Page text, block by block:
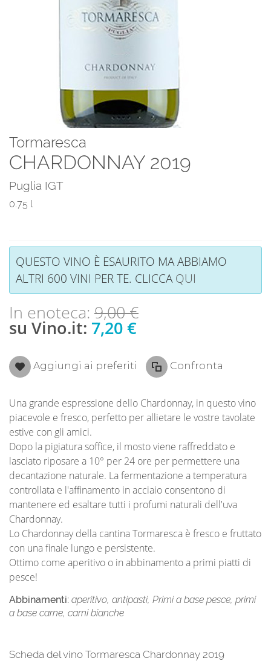
Tormaresca
CHARDONNAY 2019
Puglia IGT
0.75 l
QUESTO VINO È ESAURITO MA ABBIAMO
ALTRI 600 VINI PER TE. CLICCAQUI
In enoteca: 9,00 €
su Vino.it: 7,20 €
Aggiungi ai preferiti Confronta
Una grande espressione dello Chardonnay, in questo vino
piacevole e fresco, perfetto per allietare le vostre tavolate
estive con gli amici.
Dopo la pigiatura soffice, il mosto viene raffreddato e
lasciato riposare a 10° per 24 ore per permettere una
decantazione naturale. La fermentazione a temperatura
controllata e l'affinamento in acciaio consentono di
mantenere ed esaltare tutti i profumi naturali dell'uva
Chardonnay.
Lo Chardonnay della cantina Tormaresca è fresco e fruttato
con una finale lungo e persistente.
Ottimo come aperitivo o in abbinamento a primi piatti di
pesce!
Abbinamenti: aperitivo, antipasti, Primi a base pesce, primi
a base carne, carni bianche
Scheda del vino Tormaresca Chardonnay 2019